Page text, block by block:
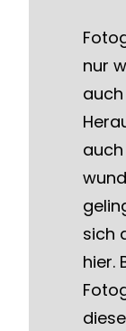
nur
sich
hier.